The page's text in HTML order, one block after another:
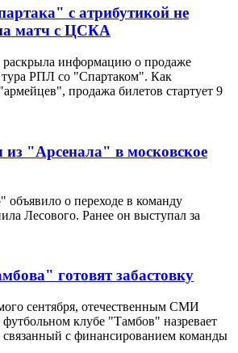
с атрибутикой не
матч с ЦСКА
информацию о продаже
тура РПЛ со "Спартаком". Как
продажа билетов стартует 9
из "Арсенала" в московское
о переходе в команду
Лесового. Ранее он выступал за
готовят забастовку
сентября, отечественным СМИ
футбольном клубе "Тамбов" назревает
связанный с финансированием команды